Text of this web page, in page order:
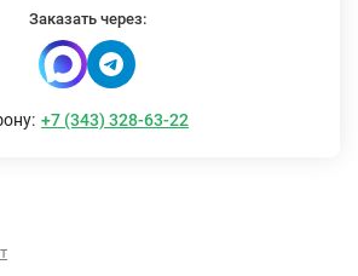
Заказать через:
+7 (343) 328-63-22